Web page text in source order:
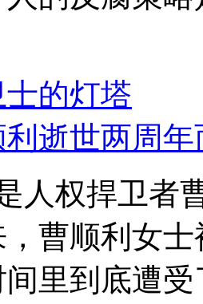
的灯塔
逝世两周年
人权捍卫者
曹顺利女
里到底遭